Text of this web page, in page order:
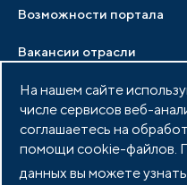
Возможности портала
Вакансии отрасли
Медиатека
Услуги ассоциации
Документы АИП
Партнеры ассоциации
Фото и видео
Членство в АИП
На нашем сайте
числе сервисов веб-
соглашаетесь на
помощи cookie-файлов.
данных вы можете